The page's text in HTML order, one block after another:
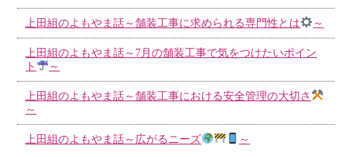
上田組のよもやま話～舗装工事に求められる専門性とは ～
上田組のよもやま話～7月の舗装工事で気をつけたいポイン
ト
～
上田組のよもやま話～舗装工事における安全管理の大切さ
～
上田組のよもやま話～広がるニーズ ～